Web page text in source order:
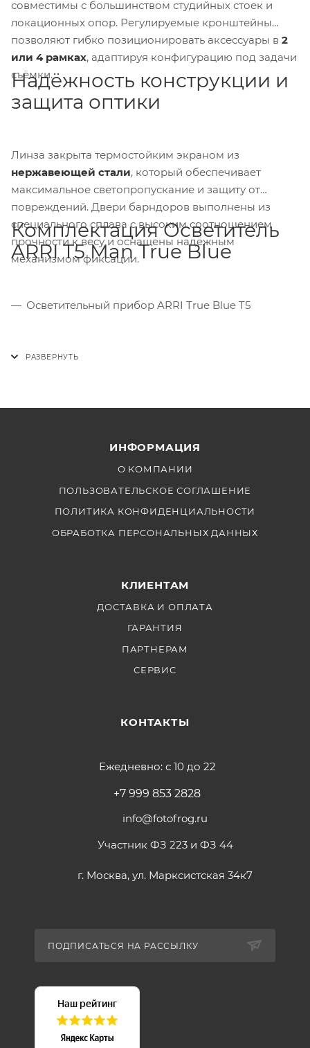
совместимы с большинством студийных стоек и
локационных опор. Регулируемые кронштейны
позволяют гибко позиционировать аксессуары в 2
или 4 рамках, адаптируя конфигурацию под задачи
съёмки.
Надёжность конструкции и
защита оптики
Линза закрыта термостойким экраном из
нержавеющей стали, который обеспечивает
максимальное светопропускание и защиту от
повреждений. Двери барндоров выполнены из
специального сплава с высоким соотношением
прочности к весу и оснащены надёжным
механизмом фиксации.
Комплектация Осветитель
ARRI T5 Man True Blue
Осветительный прибор ARRI True Blue T5
ИНФОРМАЦИЯ
О КОМПАНИИ
ПОЛЬЗОВАТЕЛЬСКОЕ СОГЛАШЕНИЕ
ПОЛИТИКА КОНФИДЕНЦИАЛЬНОСТИ
ОБРАБОТКА ПЕРСОНАЛЬНЫХ ДАННЫХ
КЛИЕНТАМ
ДОСТАВКА И ОПЛАТА
ГАРАНТИЯ
ПАРТНЕРАМ
СЕРВИС
КОНТАКТЫ
Ежедневно: с 10 до 22
+7 999 853 2828
info@fotofrog.ru
Участник ФЗ 223 и ФЗ 44
г. Москва, ул. Марксистская 34к7
ПОДПИСАТЬСЯ НА РАССЫЛКУ